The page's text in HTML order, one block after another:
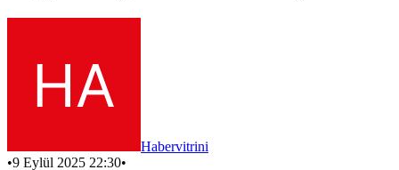
Habervitrini
•9 Eylül 2025 22:30•